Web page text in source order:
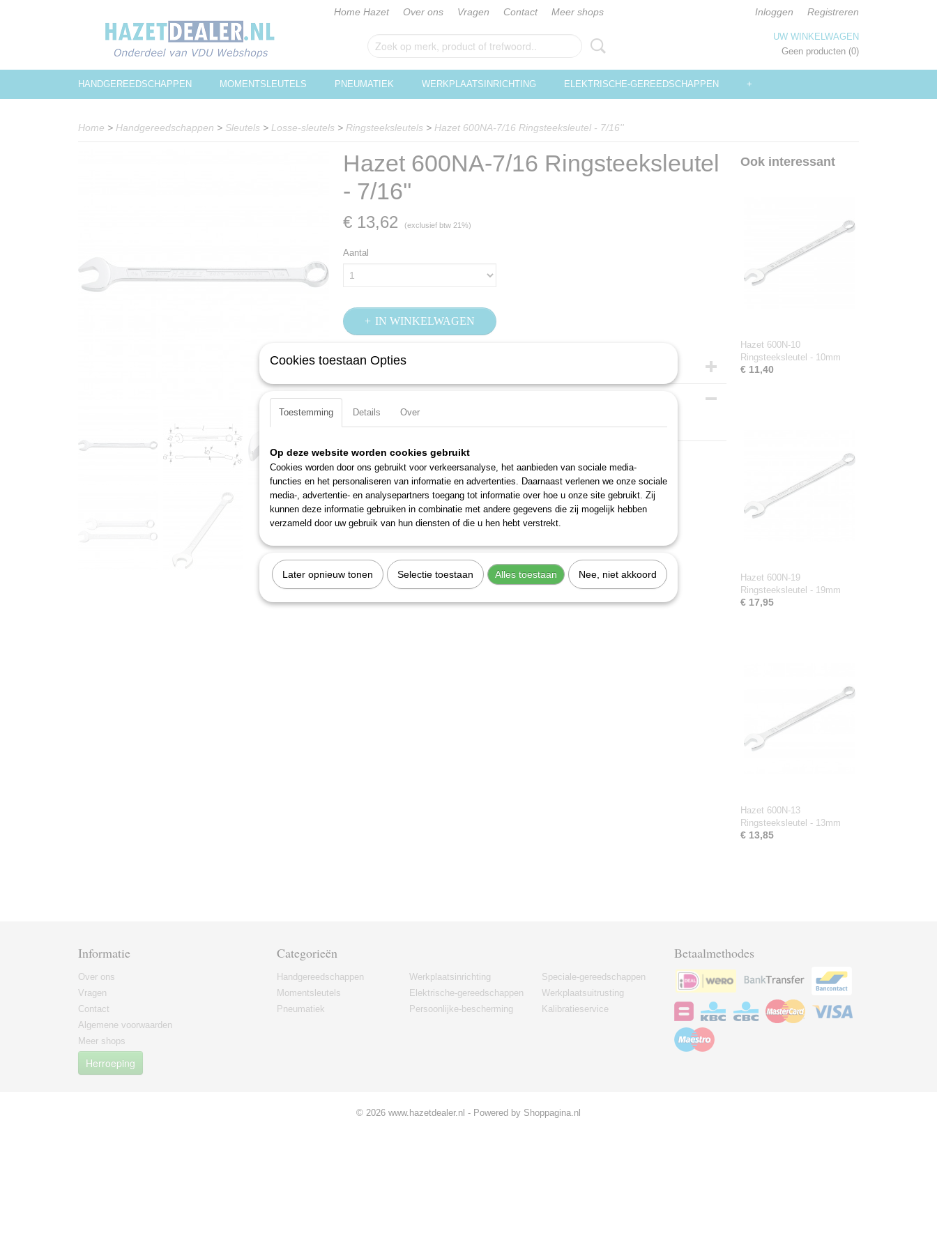
Home Hazet Over ons Vragen Contact Meer shops Inloggen Registreren
UW WINKELWAGEN
Geen producten (0)
HANDGEREEDSCHAPPEN MOMENTSLEUTELS PNEUMATIEK WERKPLAATSINRICHTING ELEKTRISCHE-GEREEDSCHAPPEN +
Home > Handgereedschappen > Sleutels > Losse-sleutels > Ringsteeksleutels > Hazet 600NA-7/16 Ringsteeksleutel - 7/16''
Hazet 600NA-7/16 Ringsteeksleutel
- 7/16''
€ 13,62 (exclusief btw 21%)
Aantal
IN WINKELWAGEN
Specificaties
Productcode
600NA-7/16
Ook interessant
Hazet 600N-10
Ringsteeksleutel - 10mm
€ 11,40
Hazet 600N-19
Ringsteeksleutel - 19mm
€ 17,95
Hazet 600N-13
Ringsteeksleutel - 13mm
€ 13,85
Informatie
Over ons
Vragen
Contact
Algemene voorwaarden
Meer shops
Herroeping
Categorieën
Handgereedschappen
Momentsleutels
Pneumatiek
Werkplaatsinrichting
Elektrische-gereedschappen
Persoonlijke-bescherming
Speciale-gereedschappen
Werkplaatsuitrusting
Kalibratieservice
Betaalmethodes
© 2026 www.hazetdealer.nl - Powered by Shoppagina.nl
Cookies toestaan Opties
Toestemming Details Over
Op deze website worden cookies gebruikt
Cookies worden door ons gebruikt voor verkeersanalyse, het aanbieden van sociale media-
functies en het personaliseren van informatie en advertenties. Daarnaast verlenen we onze sociale
media-, advertentie- en analysepartners toegang tot informatie over hoe u onze site gebruikt. Zij
kunnen deze informatie gebruiken in combinatie met andere gegevens die zij mogelijk hebben
verzameld door uw gebruik van hun diensten of die u hen hebt verstrekt.
Later opnieuw tonen Selectie toestaan Alles toestaan Nee, niet akkoord